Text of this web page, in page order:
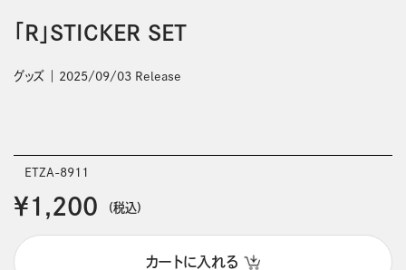
「R」STICKER SET
グッズ 2025/09/03 Release
ETZA-8911
￥1,200 (税込)
カートに入れる